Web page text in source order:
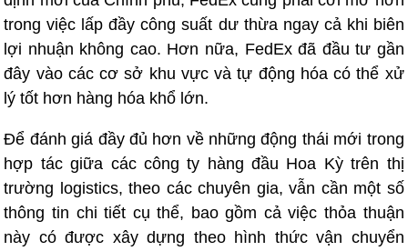
trong việc lấp đầy công suất dư thừa ngay cả khi biên
lợi nhuận không cao. Hơn nữa, FedEx đã đầu tư gần
đây vào các cơ sở khu vực và tự động hóa có thể xử
lý tốt hơn hàng hóa khổ lớn.
Để đánh giá đầy đủ hơn về những động thái mới trong
hợp tác giữa các công ty hàng đầu Hoa Kỳ trên thị
trường logistics, theo các chuyên gia, vẫn cần một số
thông tin chi tiết cụ thể, bao gồm cả việc thỏa thuận
này có được xây dựng theo hình thức vận chuyển